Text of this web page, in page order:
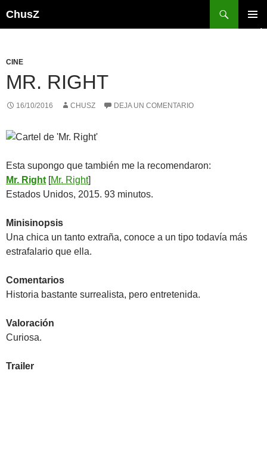
ChusZ
CINE
MR. RIGHT
16/10/2016 CHUSZ DEJA UN COMENTARIO
Esta supongo que también me la recomendaron:
Mr. Right [Mr. Right]
Estados Unidos, 2015. 93 minutos.
Minisinopsis
Una chica un tanto extraña, conoce a un tipo todavía más
estrafalario que ella.
Comentarios
Historia bastante surrealista, pero entretenida.
Valoración
Curiosa.
Trailer